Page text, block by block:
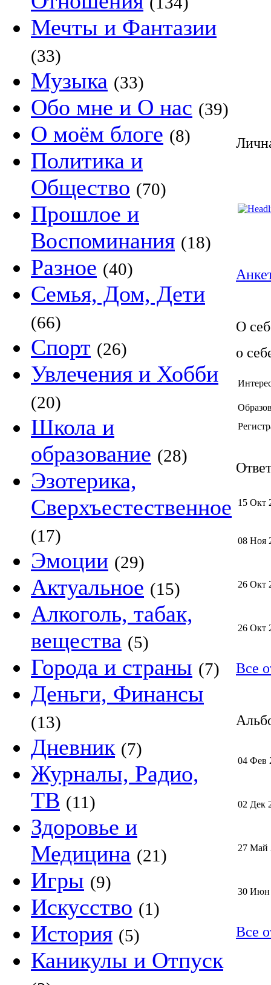
Мечты и Фантазии
(33)
Музыка (33)
Обо мне и О нас (39)
О моём блоге (8)
Политика и
Общество (70)
Прошлое и
Воспоминания (18)
Разное (40)
Семья, Дом, Дети
(66)
Спорт (26)
Увлечения и Хобби
(20)
Школа и
образование (28)
Эзотерика,
Сверхъестественное
(17)
Эмоции (29)
Актуальное (15)
Алкоголь, табак,
вещества (5)
Города и страны (7)
Деньги, Финансы
(13)
Дневник (7)
Журналы, Радио,
ТВ (11)
Здоровье и
Медицина (21)
Игры (9)
Искусство (1)
История (5)
Каникулы и Отпуск
О
о
15 Окт
08 Ноя
26 Окт
26 Окт
Все
04 Фев
02 Дек
27 Май
30 Июн
Все